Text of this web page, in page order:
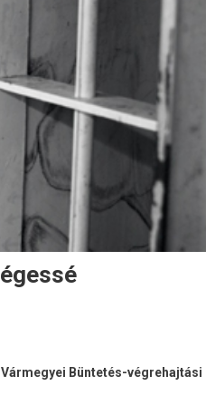
Büntetés-végrehajtási